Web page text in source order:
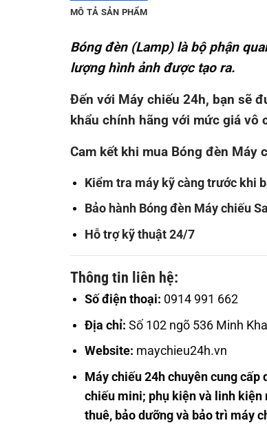
MÔ TẢ SẢN PHẨM
Bóng đèn (Lamp) là bộ phận
lượng hình ảnh được tạo ra.
Đến với Máy chiếu 24h, bạn sẽ
khẩu chính hãng với mức giá vô
Cam kết khi mua Bóng đèn Máy
Kiểm tra máy kỹ càng trước khi
Bảo hành Bóng đèn Máy chiếu
Hỗ trợ kỹ thuật 24/7
Thông tin liên hệ:
Số điện thoại: 0914 991 662
Địa chỉ: Số 102 ngõ 536 Minh
Website: maychieu24h.vn
Máy chiếu 24h chuyên cung
chiếu mini; phụ kiện và linh kiện
thuê, bảo dưỡng và bảo trì máy